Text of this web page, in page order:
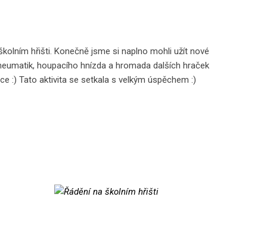
hřišti. Konečně jsme si naplno mohli užít nové
houpacího hnízda a hromada dalších hraček
:) Tato aktivita se setkala s velkým úspěchem :)